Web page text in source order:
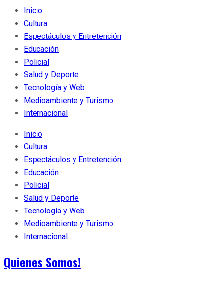
Inicio
Cultura
Espectáculos y Entretención
Educación
Policial
Salud y Deporte
Tecnología y Web
Medioambiente y Turismo
Internacional
Inicio
Cultura
Espectáculos y Entretención
Educación
Policial
Salud y Deporte
Tecnología y Web
Medioambiente y Turismo
Internacional
Quienes Somos!